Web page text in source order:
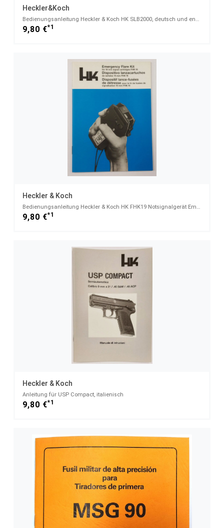
Heckler&Koch
Bedienungsanleitung Heckler & Koch HK SLB2000, deutsch und englisch
9,80 €*1
Heckler & Koch
Bedienungsanleitung Heckler & Koch HK FHK19 Notsignalgerät Emergency Flare Kit for 19mm signal cartr
9,80 €*1
Heckler & Koch
Anleitung für USP Compact, italienisch
9,80 €*1